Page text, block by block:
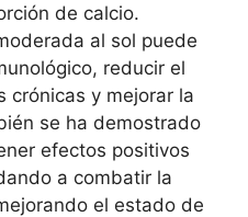
de calcio.
al sol puede
reducir el
crónicas y mejorar la
se ha demostrado
efectos positivos
a combatir la
el estado de